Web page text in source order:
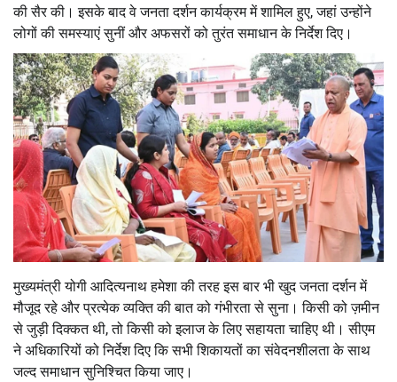
की सैर की। इसके बाद वे जनता दर्शन कार्यक्रम में शामिल हुए, जहां उन्होंने
लोगों की समस्याएं सुनीं और अफसरों को तुरंत समाधान के निर्देश दिए।
मुख्यमंत्री योगी आदित्यनाथ हमेशा की तरह इस बार भी खुद जनता दर्शन में
मौजूद रहे और प्रत्येक व्यक्ति की बात को गंभीरता से सुना। किसी को ज़मीन
से जुड़ी दिक्कत थी, तो किसी को इलाज के लिए सहायता चाहिए थी। सीएम
ने अधिकारियों को निर्देश दिए कि सभी शिकायतों का संवेदनशीलता के साथ
जल्द समाधान सुनिश्चित किया जाए।